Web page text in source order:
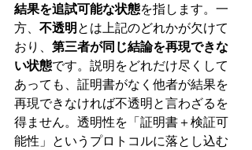
結果を追試可能な状態を指します。一
方、 不透明 とは上記のどれかが欠けて
おり、 第三者が同じ結論を再現できな
い状態です。説明をどれだけ尽くして
あっても、証明書がなく他者が結果を
再現できなければ不透明と言わざるを
得ません。透明性を「証明書＋検証可
能性」というプロトコルに落とし込む